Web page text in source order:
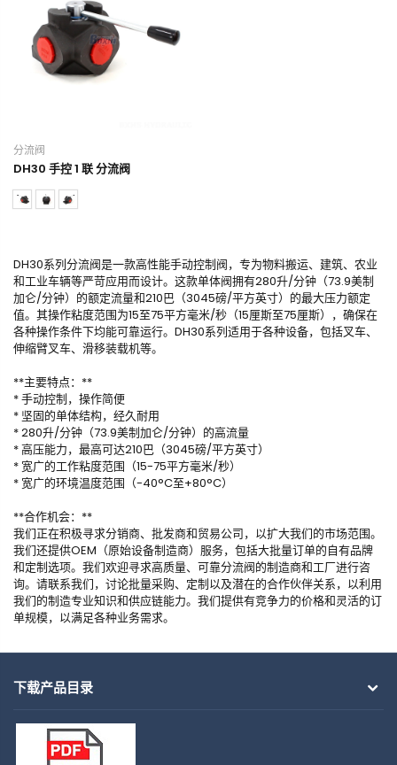
分流阀
DH30 手控 1 联 分流阀
DH30系列分流阀是一款高性能手动控制阀，专为物料搬运、建筑、农业
和工业车辆等严苛应用而设计。这款单体阀拥有280升/分钟（73.9美制
加仑/分钟）的额定流量和210巴（3045磅/平方英寸）的最大压力额定
值。其操作粘度范围为15至75平方毫米/秒（15厘斯至75厘斯），确保在
各种操作条件下均能可靠运行。DH30系列适用于各种设备，包括叉车、
伸缩臂叉车、滑移装载机等。
**主要特点：**
* 手动控制，操作简便
* 坚固的单体结构，经久耐用
* 280升/分钟（73.9美制加仑/分钟）的高流量
* 高压能力，最高可达210巴（3045磅/平方英寸）
* 宽广的工作粘度范围（15-75平方毫米/秒）
* 宽广的环境温度范围（-40°C至+80°C）
**合作机会：**
我们正在积极寻求分销商、批发商和贸易公司，以扩大我们的市场范围。
我们还提供OEM（原始设备制造商）服务，包括大批量订单的自有品牌
和定制选项。我们欢迎寻求高质量、可靠分流阀的制造商和工厂进行咨
询。请联系我们，讨论批量采购、定制以及潜在的合作伙伴关系，以利用
我们的制造专业知识和供应链能力。我们提供有竞争力的价格和灵活的订
单规模，以满足各种业务需求。
下载产品目录